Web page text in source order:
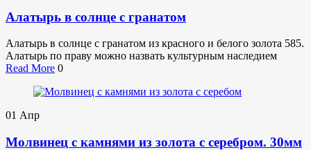
Алатырь в солнце с гранатом
Алатырь в солнце с гранатом из красного и белого золота 585.
Алатырь по праву можно назвать культурным наследием
Read More 0
01 Апр
Молвинец с камнями из золота с серебром. 30мм